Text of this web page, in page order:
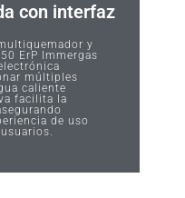
con interfaz
y
ErP Immergas
múltiples
caliente
facilita la
de uso